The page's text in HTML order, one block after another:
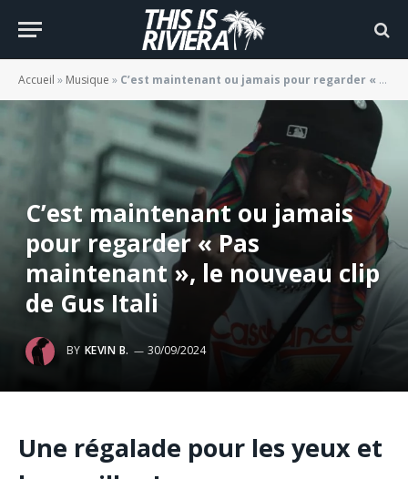
Accueil » Musique » C’est maintenant ou jamais pour regarder « Pas maintenant », le nouveau clip de Gus Itali
C’est maintenant ou jamais
pour regarder « Pas
maintenant », le nouveau clip
de Gus Itali
BY KEVIN B. 30/09/2024
Une régalade pour les yeux et